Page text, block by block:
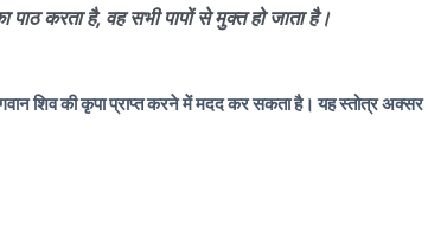
पाठ करता है, वह सभी पापों से मुक्त हो जाता है।
शिव की कृपा प्राप्त करने में मदद कर सकता है। यह स्तोत्र अक्सर